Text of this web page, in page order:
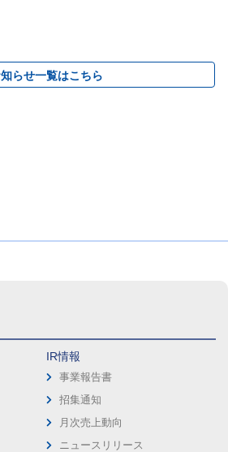
らせ一覧はこちら
IR情報
事業報告書
招集通知
月次売上動向
ニュースリリース